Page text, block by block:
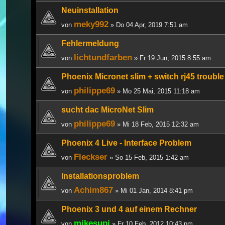
Neuinstallation
von meky992 » Do 04 Apr, 2019 7:51 am
Fehlermeldung
von lichtundfarben » Fr 19 Jun, 2015 8:55 am
Phoenix Micronet slim + switch rj45 trouble
von philippe69 » Mo 25 Mai, 2015 11:18 am
sucht dac MicroNet Slim
von philippe69 » Mi 18 Feb, 2015 12:32 am
Phoenix 4 Live - Interface Problem
von Fleckser » So 15 Feb, 2015 1:42 am
Installationsproblem
von Achim867 » Mi 01 Jan, 2014 8:41 pm
Phoenix 3 und 4 auf einem Rechner
mikesupi